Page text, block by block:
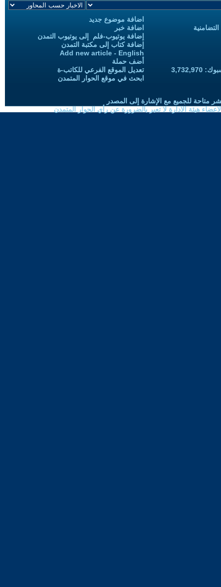
اضافة موضوع جديد
اضافة خبر
إضافة يوتيوب-فلم إلى يوتيوب التمدن
إضافة كتاب إلى مكتبة التمدن
Add new article - English
أضف حملة
تعديل الموقع الفرعي للكاتب-ة
ابحث في موقع الحوار المتمدن
متاحة للجميع مع الإشارة إلى المصدر
هيئة الادارة لا تعبر بالضرورة عن رأي الحوار المتمدن